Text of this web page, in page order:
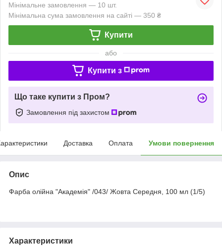
Мінімальне замовлення — 10 шт.
Мінімальна сума замовлення на сайті — 350 ₴
Купити
або
Купити з
Що таке купити з Пром?
Замовлення під захистом
Доставка Оплата Умови повернення
Опис
Фарба олійна "Академія" /043/ Жовта Середня, 100 мл (1/5)
Характеристики